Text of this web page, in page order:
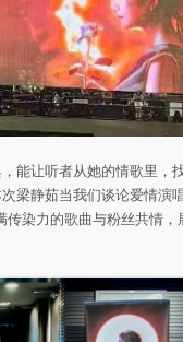
能让听者从她的情歌里，
梁静茹当我们谈论爱情演
染力的歌曲与粉丝共情